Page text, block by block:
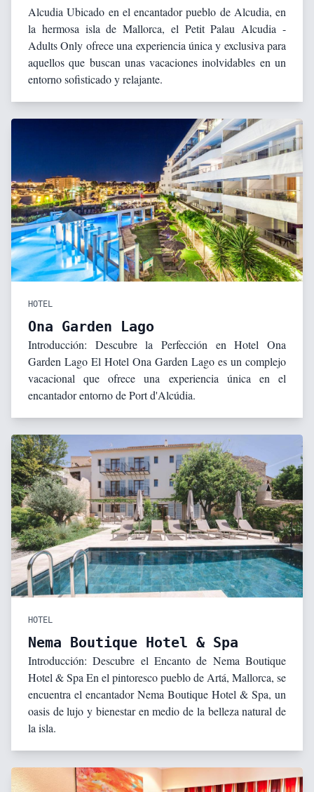
Alcudia Ubicado en el encantador pueblo de Alcudia, en
la hermosa isla de Mallorca, el Petit Palau Alcudia -
Adults Only ofrece una experiencia única y exclusiva para
aquellos que buscan unas vacaciones inolvidables en un
entorno sofisticado y relajante.
HOTEL
Ona Garden Lago
Introducción: Descubre la Perfección en Hotel Ona
Garden Lago El Hotel Ona Garden Lago es un complejo
vacacional que ofrece una experiencia única en el
encantador entorno de Port d'Alcúdia.
HOTEL
Nema Boutique Hotel & Spa
Introducción: Descubre el Encanto de Nema Boutique
Hotel & Spa En el pintoresco pueblo de Artá, Mallorca, se
encuentra el encantador Nema Boutique Hotel & Spa, un
oasis de lujo y bienestar en medio de la belleza natural de
la isla.